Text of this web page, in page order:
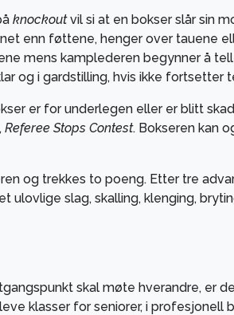
knockoutvil si at en bokser slår sin
enn føttene, henger over tauene
mens kamplederen begynner å
og i gardstilling, hvis ikke fortsetter
er for underlegen eller er blitt
Referee Stops Contest. Bokseren kan
og trekkes to poeng. Etter tre
ulovlige slag, skalling, klenging,
skal møte hverandre, er
klasser for seniorer, i